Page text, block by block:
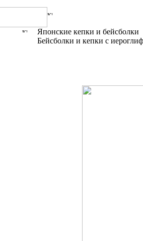
Японские кепки и бейсболки
Бейсболки и кепки с